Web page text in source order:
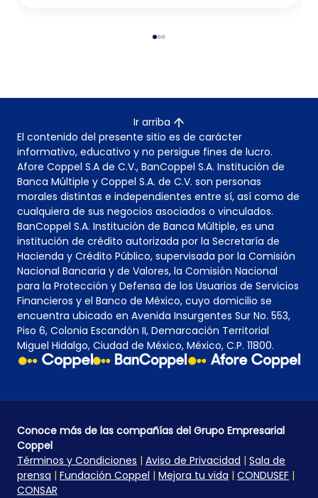
Ir arriba
El contenido del presente sitio es de carácter
informativo, educativo y no persigue fines de lucro.
Afore Coppel S.A de C.V., BanCoppel S.A. Institución de
Banca Múltiple y Coppel S.A. de C.V. son personas
morales distintas e independientes entre sí, así como de
cualquiera de sus negocios asociados o vinculados.
BanCoppel S.A. Institución de Banca Múltiple, es una
institución de crédito autorizada por la Secretaría de
Hacienda y Crédito Público, supervisada por la Comisión
Nacional Bancaria y de Valores, la Comisión Nacional
para la Protección y Defensa de los Usuarios de Servicios
Financieros y el Banco de México, cuyo domicilio se
encuentra ubicado en Avenida Insurgentes Sur No. 553,
Piso 6, Colonia Escandón II, Demarcación Territorial
Miguel Hidalgo, Ciudad de México, México, C.P. 11800.
Conoce más de las compañías del Grupo Empresarial
Coppel
Términos y Condiciones | Aviso de Privacidad | Sala de
prensa | Fundación Coppel | Mejora tu vida | CONDUSEF |
CONSAR